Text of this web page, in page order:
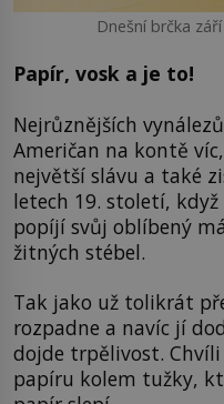
Dnešní brčka
Papír, vosk a je to!
Nejrůznějších
Američan na kontě
největší slávu a také
letech 19. století,
popíjí svůj oblíbený
žitných stébel.
Tak jako už tolikrát
rozpadne a navíc jí
dojde trpělivost.
papíru kolem tužky,